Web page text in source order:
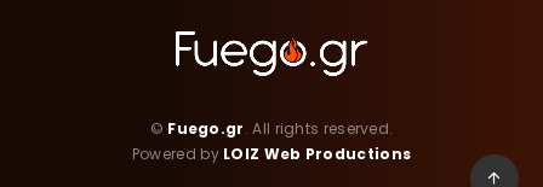
© Fuego.gr. All rights reserved.
Powered by LOIZ Web Productions